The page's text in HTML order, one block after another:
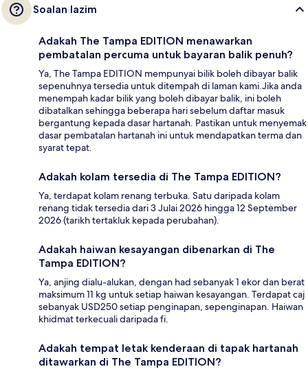
Soalan lazim
Adakah The Tampa EDITION menawarkan
pembatalan percuma untuk bayaran balik penuh?
Ya, The Tampa EDITION mempunyai bilik boleh dibayar balik
sepenuhnya tersedia untuk ditempah di laman kami.Jika anda
menempah kadar bilik yang boleh dibayar balik, ini boleh
dibatalkan sehingga beberapa hari sebelum daftar masuk
bergantung kepada dasar hartanah. Pastikan untuk menyemak
dasar pembatalan hartanah ini untuk mendapatkan terma dan
syarat tepat.
Adakah kolam tersedia di The Tampa EDITION?
Ya, terdapat kolam renang terbuka. Satu daripada kolam
renang tidak tersedia dari 3 Julai 2026 hingga 12 September
2026 (tarikh tertakluk kepada perubahan).
Adakah haiwan kesayangan dibenarkan di The
Tampa EDITION?
Ya, anjing dialu-alukan, dengan had sebanyak 1 ekor dan berat
maksimum 11 kg untuk setiap haiwan kesayangan. Terdapat caj
sebanyak USD250 setiap penginapan, sepenginapan. Haiwan
khidmat terkecuali daripada fi.
Adakah tempat letak kenderaan di tapak hartanah
ditawarkan di The Tampa EDITION?